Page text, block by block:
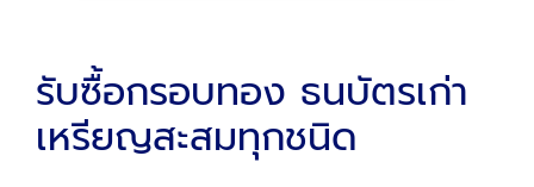
รับซื้อกรอบทอง ธนบัตรเก่า
เหรียญสะสมทุกชนิด